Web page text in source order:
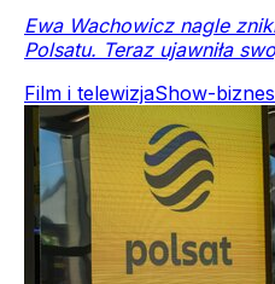
Ewa Wachowicz nagle
Polsatu. Teraz ujawniła
Film i telewizjaShow-biznes